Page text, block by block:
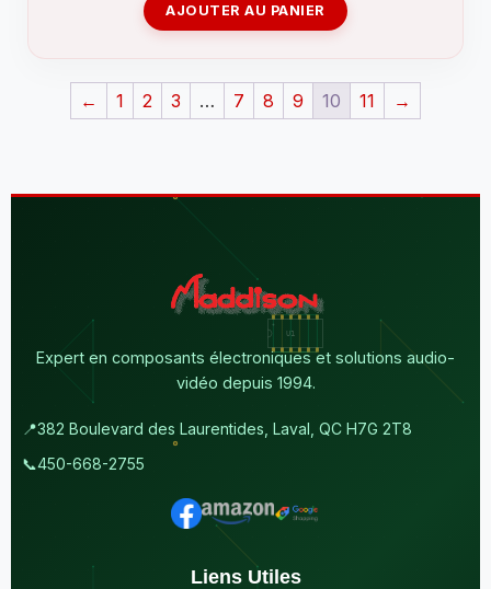
AJOUTER AU PANIER
← 1 2 3 … 7 8 9 10 11 →
Expert en composants électroniques et solutions audio-
vidéo depuis 1994.
📍382 Boulevard des Laurentides, Laval, QC H7G 2T8
📞450-668-2755
Liens Utiles